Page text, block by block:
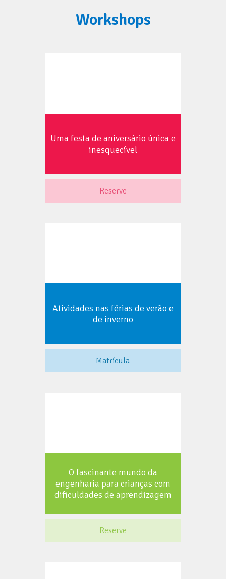
Workshops
Uma festa de aniversário única e
inesquecível
Reserve
Atividades nas férias de verão e
de inverno
Matrícula
O fascinante mundo da
engenharia para crianças com
dificuldades de aprendizagem
Reserve